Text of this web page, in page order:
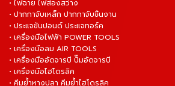
• ไฟฉาย ไฟส่องสว่าง
• ปากกาจับเหล็ก ปากกาจับชิ้นงาน
• ประแจขันปอนด์ ประแจทอร์ค
• เครื่องมือไฟฟ้า POWER TOOLS
• เครื่องมือลม AIR TOOLS
• เครื่องมืออัดจารบี ปั๊มอัดจารบี
• เครื่องมือไฮโดรลิค
• คีมย้ำหางปลา คีมย้ำไฮโดรลิค